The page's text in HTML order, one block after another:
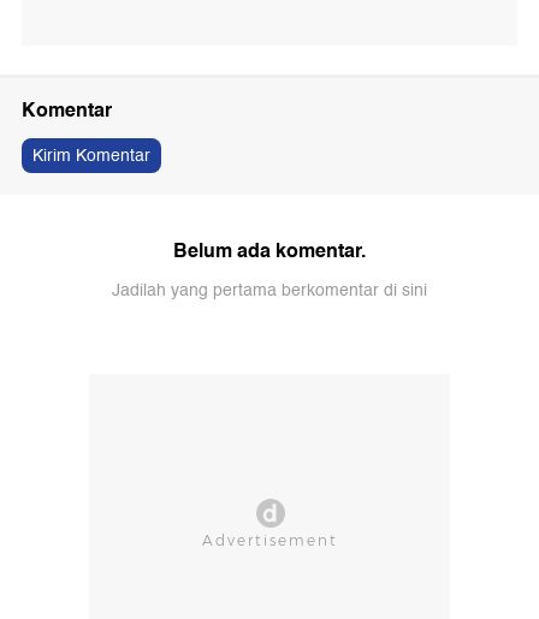
Komentar
Kirim Komentar
Belum ada komentar.
Jadilah yang pertama berkomentar di sini